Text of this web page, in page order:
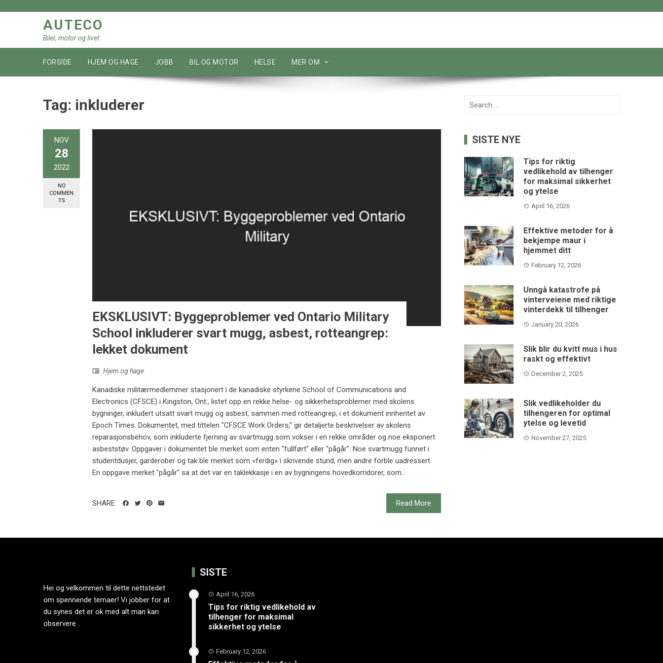
AUTECO
Biler, motor og livet
FORSIDE HJEM OG HAGE JOBB BIL OG MOTOR HELSE MER OM
Tag: inkluderer
NOV
28
2022
NO
COMMEN
TS
EKSKLUSIVT: Byggeproblemer ved Ontario Military
School inkluderer svart mugg, asbest, rotteangrep:
lekket dokument
Hjem og hage
Kanadiske militærmedlemmer stasjonert i de kanadiske styrkene School of Communications and
Electronics (CFSCE) i Kingston, Ont., listet opp en rekke helse- og sikkerhetsproblemer med skolens
bygninger, inkludert utsatt svart mugg og asbest, sammen med rotteangrep, i et dokument innhentet av
Epoch Times. Dokumentet, med tittelen "CFSCE Work Orders," gir detaljerte beskrivelser av skolens
reparasjonsbehov, som inkluderte fjerning av svartmugg som vokser i en rekke områder og noe eksponert
asbeststøv. Oppgaver i dokumentet ble merket som enten "fullført" eller "pågår". Noe svartmugg funnet i
studentdusjer, garderober og tak ble merket som «ferdig» i skrivende stund, men andre forble uadressert.
En oppgave merket "pågår" sa at det var en taklekkasje i en av bygningens hovedkorridorer, som...
Read More
SHARE
Search
SISTE NYE
Tips for riktig
vedlikehold av tilhenger
for maksimal sikkerhet
og ytelse
April 16, 2026
Effektive metoder for å
bekjempe maur i
hjemmet ditt
February 12, 2026
Unngå katastrofe på
vinterveiene med riktige
vinterdekk til tilhenger
January 20, 2026
Slik blir du kvitt mus i hus
raskt og effektivt
December 2, 2025
Slik vedlikeholder du
tilhengeren for optimal
ytelse og levetid
November 27, 2025
Hei og velkommen til dette nettstedet
om spennende temaer! Vi jobber for at
du synes det er ok med alt man kan
observere .
SISTE
April 16, 2026
Tips for riktig vedlikehold av
tilhenger for maksimal
sikkerhet og ytelse
February 12, 2026